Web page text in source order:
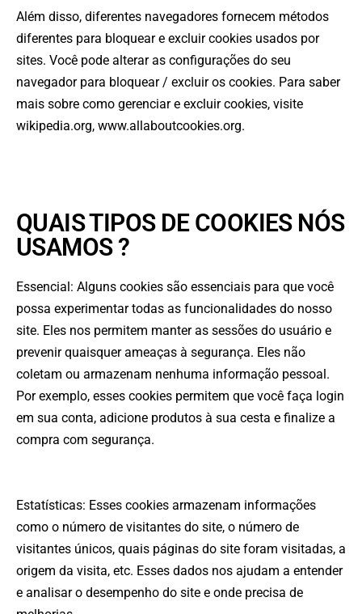
Além disso, diferentes navegadores fornecem métodos
diferentes para bloquear e excluir cookies usados por
sites. Você pode alterar as configurações do seu
navegador para bloquear / excluir os cookies. Para saber
mais sobre como gerenciar e excluir cookies, visite
wikipedia.org, www.allaboutcookies.org.
QUAIS TIPOS DE COOKIES NÓS
USAMOS ?
Essencial: Alguns cookies são essenciais para que você
possa experimentar todas as funcionalidades do nosso
site. Eles nos permitem manter as sessões do usuário e
prevenir quaisquer ameaças à segurança. Eles não
coletam ou armazenam nenhuma informação pessoal.
Por exemplo, esses cookies permitem que você faça login
em sua conta, adicione produtos à sua cesta e finalize a
compra com segurança.
Estatísticas: Esses cookies armazenam informações
como o número de visitantes do site, o número de
visitantes únicos, quais páginas do site foram visitadas, a
origem da visita, etc. Esses dados nos ajudam a entender
e analisar o desempenho do site e onde precisa de